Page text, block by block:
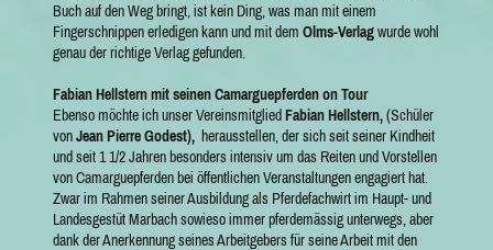
Buch auf den Weg bringt, ist kein Ding, was man mit einem
Fingerschnippen erledigen kann und mit dem Olms-Verlagwurde wohl
genau der richtige Verlag gefunden.
Fabian Hellstern mit seinen Camarguepferden on Tour
Ebenso möchte ich unser Vereinsmitglied Fabian Hellstern,(Schüler
vonJean Pierre Godest), herausstellen, der sich seit seiner Kindheit
und seit 1 1/2 Jahren besonders intensiv um das Reiten und Vorstellen
von Camarguepferden bei öffentlichen Veranstaltungen engagiert hat.
Zwar im Rahmen seiner Ausbildung als Pferdefachwirt im Haupt- und
Landesgestüt Marbach sowieso immer pferdemässig unterwegs, aber
dank der Anerkennung seines Arbeitgebers für seine Arbeit mit den